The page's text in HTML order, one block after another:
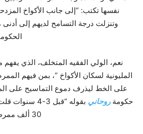
نفسها تكتب: “إلى جانب الأكواخ
وتنزلت درجة التسامح لديهم إلى
الحكومية – 19
نعم، الولي الفقيه المتخلف، الذي
المليونية لسكان الأكواخ “، بمن فيهم
على الخط ليذرف دموع التماسيح على
حكومةروحاني
بقوله “قبل 3-
30 ألف ممرض “(19 ديسمبر 2020).